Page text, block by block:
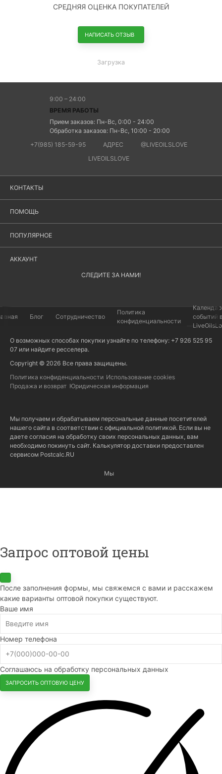
СРЕДНЯЯ ОЦЕНКА ПОКУПАТЕЛЕЙ
НАПИСАТЬ ОТЗЫВ
Загрузка
9:00 – 24:00
ВРЕМЯ РАБОТЫ
Прием заказов: Пн-Вс, 0:00 - 24:00
Обработка заказов: Пн-Вс, 10:00 - 20:00
+7(985) 185-59-95
АДРЕС
@LIVEOILSLOVE
LIVEOILSLOVE
КОНТАКТЫ
ПОМОЩЬ
ПОПУЛЯРНОЕ
АККАУНТ
СЛЕДИТЕ ЗА НАМИ!
Блог Сотрудничество
Политика
конфиденциальности
событий
О возможных способах покупки узнайте по телефону: +7 926 525 95
07 или найдите ресселера.
Copyright © 2026 Все права защищены.
Политика конфиденциальности Использование cookies
Продажа и возврат Юридическая информация
Мы получаем и обрабатываем персональные данные посетителей
нашего сайта в соответствии с официальной политикой. Если вы не
даете согласия на обработку своих персональных данных, вам
необходимо покинуть сайт. Калькулятор доставки предоставлен
сервисом Postcalc.RU
Мы
Запрос оптовой цены
После заполнения формы, мы свяжемся с вами и расскажем
какие варианты оптовой покупки существуют.
Ваше имя
Номер телефона
Соглашаюсь на обработку персональных данных
ЗАПРОСИТЬ ОПТОВУЮ ЦЕНУ